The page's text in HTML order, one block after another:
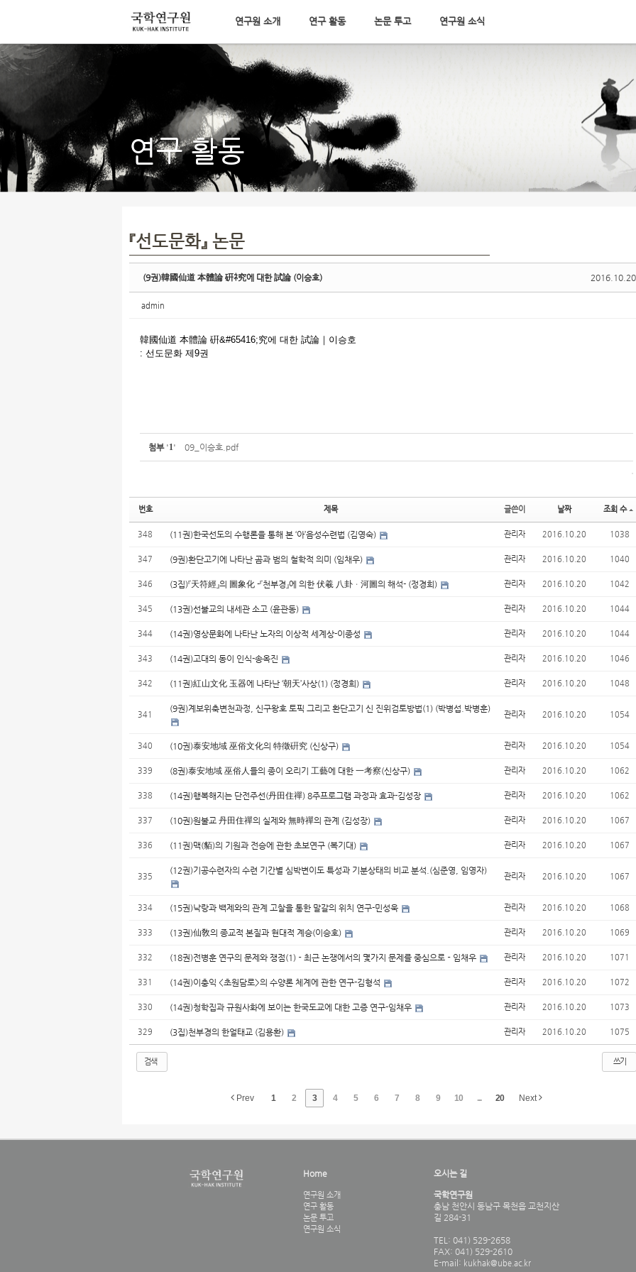
메뉴 건너뛰기
연구원 소개 연구 활동 논문 투고 연구원 소식
연구 활동
『선도문화』 논문
2016.10.20
(9권)韓國仙道 本體論 硏ﾈ究에 대한 試論 (이승호)
admin
韓國仙道 本體論 硏&#65416;究에 대한 試論｜이승호
: 선도문화 제9권
첨부 '1' 09_이승호.pdf
번호 제목 글쓴이 날짜 조회 수
348 (11권)한국선도의 수행론을 통해 본 ‘아’음성수련법 (김영숙) 관리자 2016.10.20 1038
347 (9권)환단고기에 나타난 곰과 범의 철학적 의미 (임채우) 관리자 2016.10.20 1040
346 (3집)『天符經』의 圖象化 -『천부경』에 의한 伏羲 八卦ㆍ河圖의 해석- (정경희) 관리자 2016.10.20 1042
345 (13권)선불교의 내세관 소고 (윤관동) 관리자 2016.10.20 1044
344 (14권)영상문화에 나타난 노자의 이상적 세계상-이종성 관리자 2016.10.20 1044
343 (14권)고대의 동이 인식-송옥진 관리자 2016.10.20 1046
342 (11권)紅山文化 玉器에 나타난 ‘朝天’사상(1) (정경희) 관리자 2016.10.20 1048
341
(9권)계보위축변천과정, 신구왕호 토픽 그리고 환단고기 신 진위검토방법(1) (박병섭.박병훈)
관리자 2016.10.20 1054
340 (10권)泰安地域 巫俗文化의 特徵硏究 (신상구) 관리자 2016.10.20 1054
339 (8권)泰安地域 巫俗人들의 종이 오리기 工藝에 대한 一考察(신상구) 관리자 2016.10.20 1062
338 (14권)행복해지는 단전주선(丹田住禪) 8주프로그램 과정과 효과-김성장 관리자 2016.10.20 1062
337 (10권)원불교 丹田住禪의 실제와 無時禪의 관계 (김성장) 관리자 2016.10.20 1067
336 (11권)맥(貊)의 기원과 전승에 관한 초보연구 (복기대) 관리자 2016.10.20 1067
335
(12권)기공수련자의 수련 기간별 심박변이도 특성과 기분상태의 비교 분석.(심준영, 임영자)
관리자 2016.10.20 1067
334 (15권)낙랑과 백제와의 관계 고찰을 통한 말갈의 위치 연구-민성욱 관리자 2016.10.20 1068
333 (13권)仙敎의 종교적 본질과 현대적 계승(이승호) 관리자 2016.10.20 1069
332 (18권)전병훈 연구의 문제와 쟁점(1)－최근 논쟁에서의 몇가지 문제를 중심으로－임채우 관리자 2016.10.20 1071
331 (14권)이충익 <초원담로>의 수양론 체계에 관한 연구-김형석 관리자 2016.10.20 1072
330 (14권)청학집과 규원사화에 보이는 한국도교에 대한 고증 연구-임채우 관리자 2016.10.20 1073
329 (3집)천부경의 한얼태교 (김용환) 관리자 2016.10.20 1075
검색 쓰기
Prev 1 2 3 4 5 6 7 8 9 10 ... 20 Next
Home
연구원 소개
연구 활동
논문 투고
연구원 소식
오시는 길
국학연구원
충남 천안시 동남구 목천읍 교천지산
길 284-31
TEL: 041) 529-2658
FAX: 041) 529-2610
E-mail: kukhak@ube.ac.kr
Sketchbook5, 스케치북5
Sketchbook5, 스케치북5